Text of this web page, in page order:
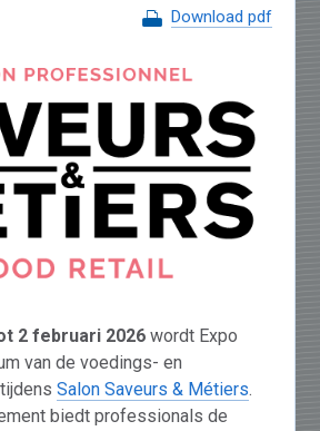
Download pdf
2 februari 2026 wordt Expo
van de voedings- en
Salon Saveurs & Métiers.
biedt professionals de